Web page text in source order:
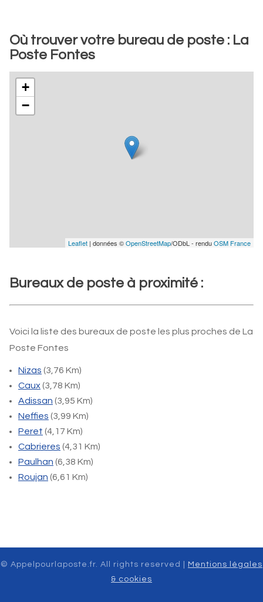
Où trouver votre bureau de poste : La
Poste Fontes
+
−
Leaflet | données ©OpenStreetMap/ODbL - renduOSM France
Bureaux de poste à proximité :
Voici la liste des bureaux de poste les plus proches de La
Poste Fontes
Nizas (3,76 Km)
Caux(3,78 Km)
Adissan (3,95 Km)
Neffies (3,99 Km)
Peret (4,17 Km)
Cabrieres (4,31 Km)
Paulhan (6,38 Km)
Roujan (6,61 Km)
© Appelpourlaposte.fr. All rights reserved |
Mentions légales
& cookies